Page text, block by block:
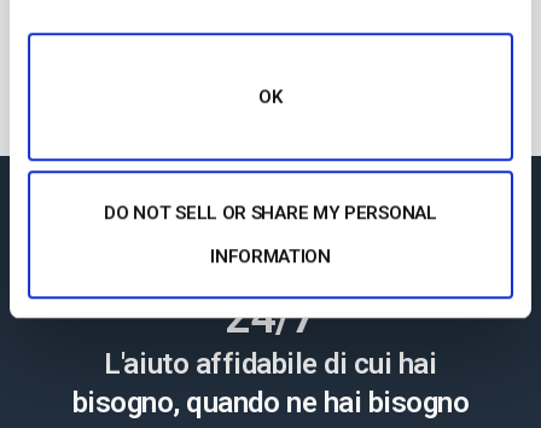
OK
DO NOT SELL OR SHARE MY PERSONAL
INFORMATION
- Lindsay George,CEO di ComeSee
Supporto Tecnico
24/7
L'aiuto affidabile di cui hai
bisogno, quando ne hai bisogno